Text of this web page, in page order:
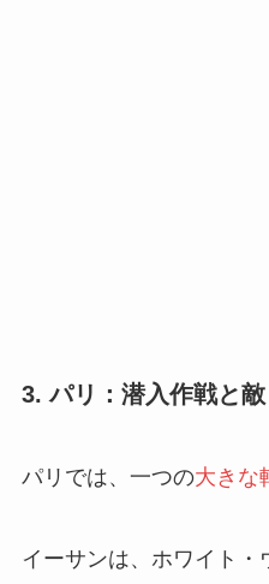
3. パリ：潜入作戦と
パリでは、一つの大きな
イーサンは、ホワイト・